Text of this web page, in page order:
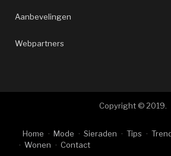
Aanbevelingen
Webpartners
Copyright © 2019.
Home Mode Sieraden Tips
Wonen
Contact